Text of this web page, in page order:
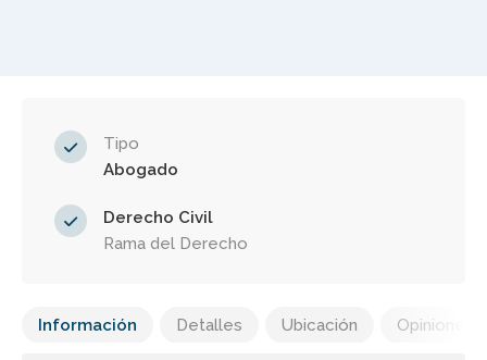
Tipo
Abogado
Derecho Civil
Rama del Derecho
Información Detalles Ubicación Opiniones